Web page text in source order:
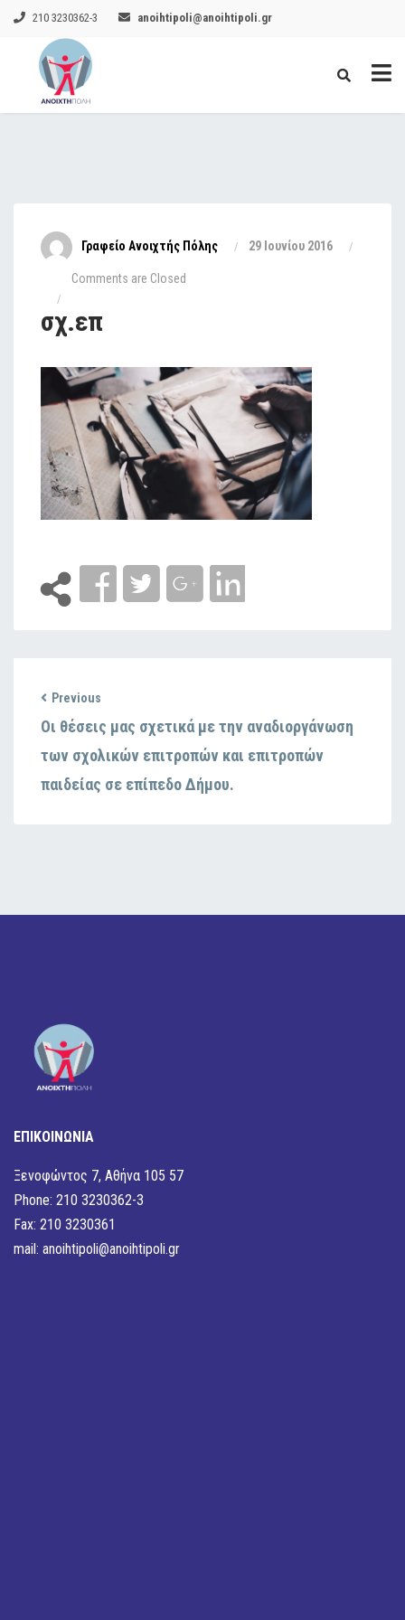
210 3230362-3 anoihtipoli@anoihtipoli.gr
Γραφείο Ανοιχτής Πόλης 29 Ιουνίου 2016
Comments are Closed
σχ.επ
Previous
Οι θέσεις μας σχετικά με την αναδιοργάνωση
των σχολικών επιτροπών και επιτροπών
παιδείας σε επίπεδο Δήμου.
ΕΠΙΚΟΙΝΩΝΙΑ
Ξενοφώντος 7, Αθήνα 105 57
Phone: 210 3230362-3
Fax: 210 3230361
mail: anoihtipoli@anoihtipoli.gr